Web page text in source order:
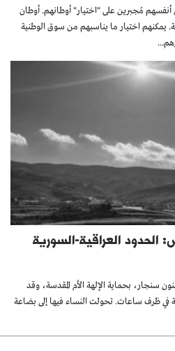
أنفسهم مُجبرين على "اختيار" أوطانهم. أوطان
يمكنهم اختيار ما يناسبهم من سوق الوطنية
العراقية-السورية
سنجار، بحماية الإلهة الأم المقدسة، وقد
في ظرف ساعات. تحولت النساء فيها إلى بضاعة